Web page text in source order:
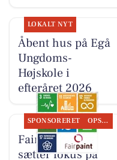
LOKALT NYT
Åbent hus på Egå
Ungdoms-
Højskole i
efteråret 2026
SPONSORERET OPSLAGSTAVLEN
Fairpaint ApS
sætter fokus på